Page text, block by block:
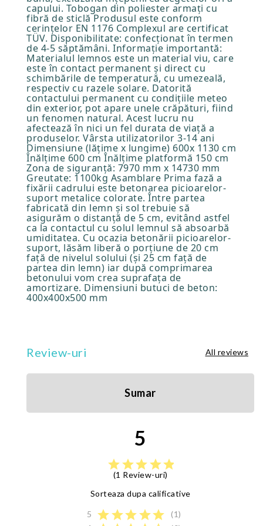
capului. Tobogan din poliester armați cu
fibră de sticlă Produsul este conform
cerințelor EN 1176 Complexul are certificat
TÜV. Disponibilitate: confecționat în termen
de 4-5 săptămâni. Informație importantă:
Materialul lemnos este un material viu, care
este în contact permanent și direct cu
schimbările de temperatură, cu umezeală,
respectiv cu razele solare. Datorită
contactului permanent cu condițiile meteo
din exterior, pot apare unele crăpături, fiind
un fenomen natural. Acest lucru nu
afectează în nici un fel durata de viață a
produselor. Vârsta utilizatorilor 3-14 ani
Dimensiune (lățime x lungime) 600x 1130 cm
Înălţime 600 cm Înălţime platformă 150 cm
Zona de siguranță: 7970 mm x 14730 mm
Greutate: 1100kg Asamblare Prima fază a
fixării cadrului este betonarea picioarelor-
suport metalice colorate. Între partea
fabricată din lemn și sol trebuie să
asigurăm o distanță de 5 cm, evitând astfel
ca la contactul cu solul lemnul să absoarbă
umiditatea. Cu ocazia betonării picioarelor-
suport, lăsăm liberă o porțiune de 20 cm
față de nivelul solului (și 25 cm față de
partea din lemn) iar după comprimarea
betonului vom crea suprafața de
amortizare. Dimensiuni butuci de beton:
400x400x500 mm
Review-uri All reviews
Sumar
5
starstarstarstarstar
(1 Review-uri)
Sorteaza dupa calificative
5 starstarstarstarstar
(1)